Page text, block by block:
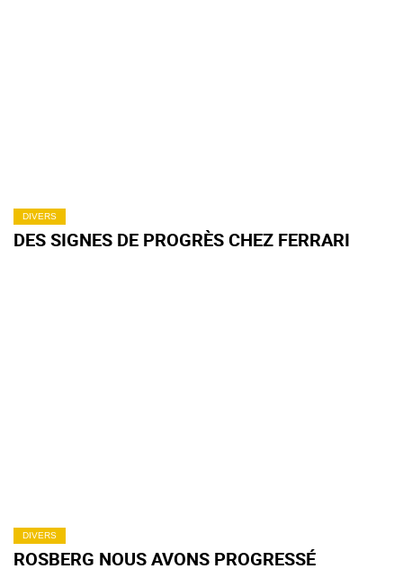
DIVERS
DES SIGNES DE PROGRÈS CHEZ FERRARI
DIVERS
ROSBERG NOUS AVONS PROGRESSÉ